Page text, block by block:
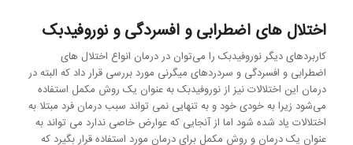
اختلال های اضطرابی و افسردگی و نوروفیدبک
کاربردهای دیگر نوروفیدبک را می‌توان در درمان انواع اختلال های
اضطرابی و افسردگی و سردردهای میگرنی مورد بررسی قرار داد که البته در
درمان این اختلالات نیز از نوروفیدبک به عنوان یک روش مکمل استفاده
می‌شود زیرا به خودی خود و به تنهایی نمی تواند سبب درمان فرد مبتلا به
اختلالات یاد شده شود اما از آنجایی که عوارض خاصی ندارد می تواند به
عنوان یک درمان و روش مکمل برای درمان مورد استفاده قرار بگیرد که